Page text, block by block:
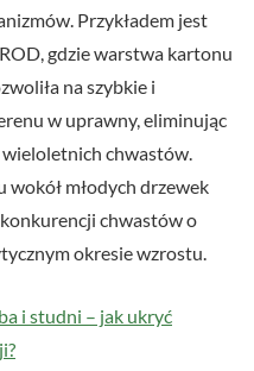
Przykładem jest
gdzie warstwa kartonu
na szybkie i
w uprawny, eliminując
chwastów.
młodych drzewek
chwastów o
okresie wzrostu.
i studni – jak ukryć